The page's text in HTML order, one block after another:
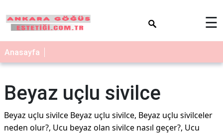
☰
Anasayfa
Beyaz uçlu sivilce
Beyaz uçlu sivilce Beyaz uçlu sivilce, Beyaz uçlu sivilceler
neden olur?, Ucu beyaz olan sivilce nasıl geçer?, Ucu